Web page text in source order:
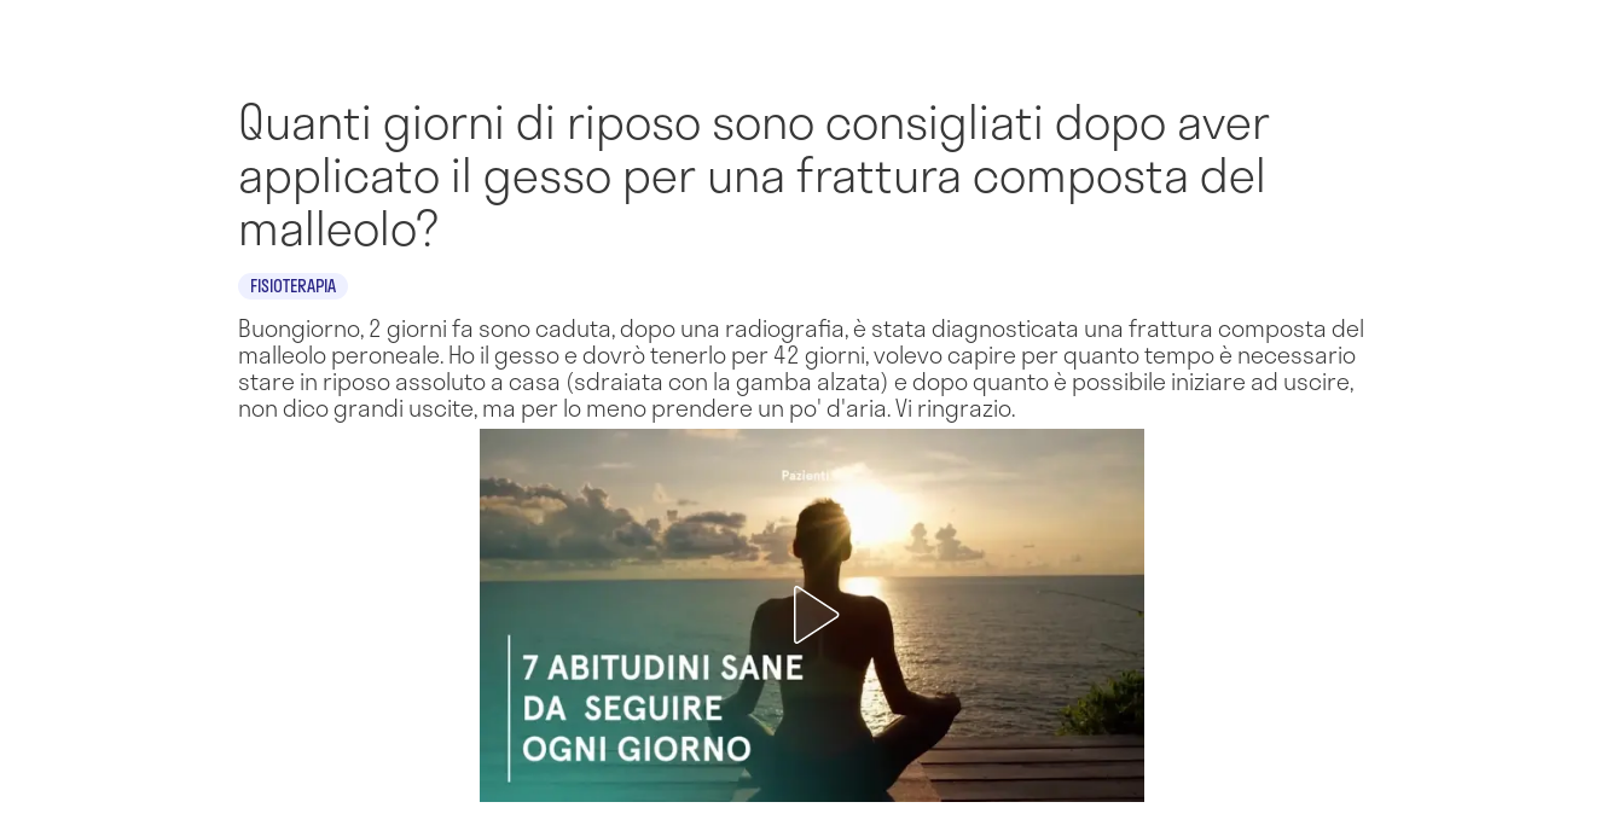
Quanti giorni di riposo sono consigliati dopo aver
applicato il gesso per una frattura composta del
malleolo?
FISIOTERAPIA
Buongiorno, 2 giorni fa sono caduta, dopo una radiografia, è stata diagnosticata una frattura composta del
malleolo peroneale. Ho il gesso e dovrò tenerlo per 42 giorni, volevo capire per quanto tempo è necessario
stare in riposo assoluto a casa (sdraiata con la gamba alzata) e dopo quanto è possibile iniziare ad uscire,
non dico grandi uscite, ma per lo meno prendere un po' d'aria. Vi ringrazio.